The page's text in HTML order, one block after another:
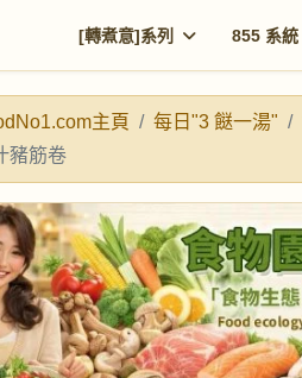
[轉煮意]系列 855 系統
主頁 每日"3 餸一湯"
豬筋卷